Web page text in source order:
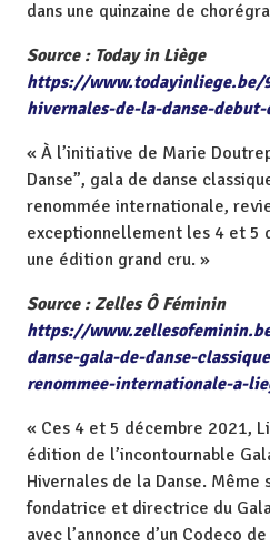
dans une quinzaine de
Source : Today in Liège
https://www.todayinliege.be/
hivernales-de-la-danse-
« À l’initiative de Marie
Danse”, gala de danse
renommée internationale,
exceptionnellement les 4 et 5
une édition grand cru. »
Source : Zelles Ô Féminin
https://
danse-gala-de-danse-
renommee-internationale-a-
« Ces 4 et 5 décembre 2021,
édition de l’incontournable
Hivernales de la Danse.
fondatrice et directrice du
avec l’annonce d’un Codeco